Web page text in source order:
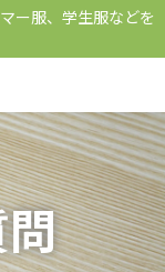
ー服、学生服などを